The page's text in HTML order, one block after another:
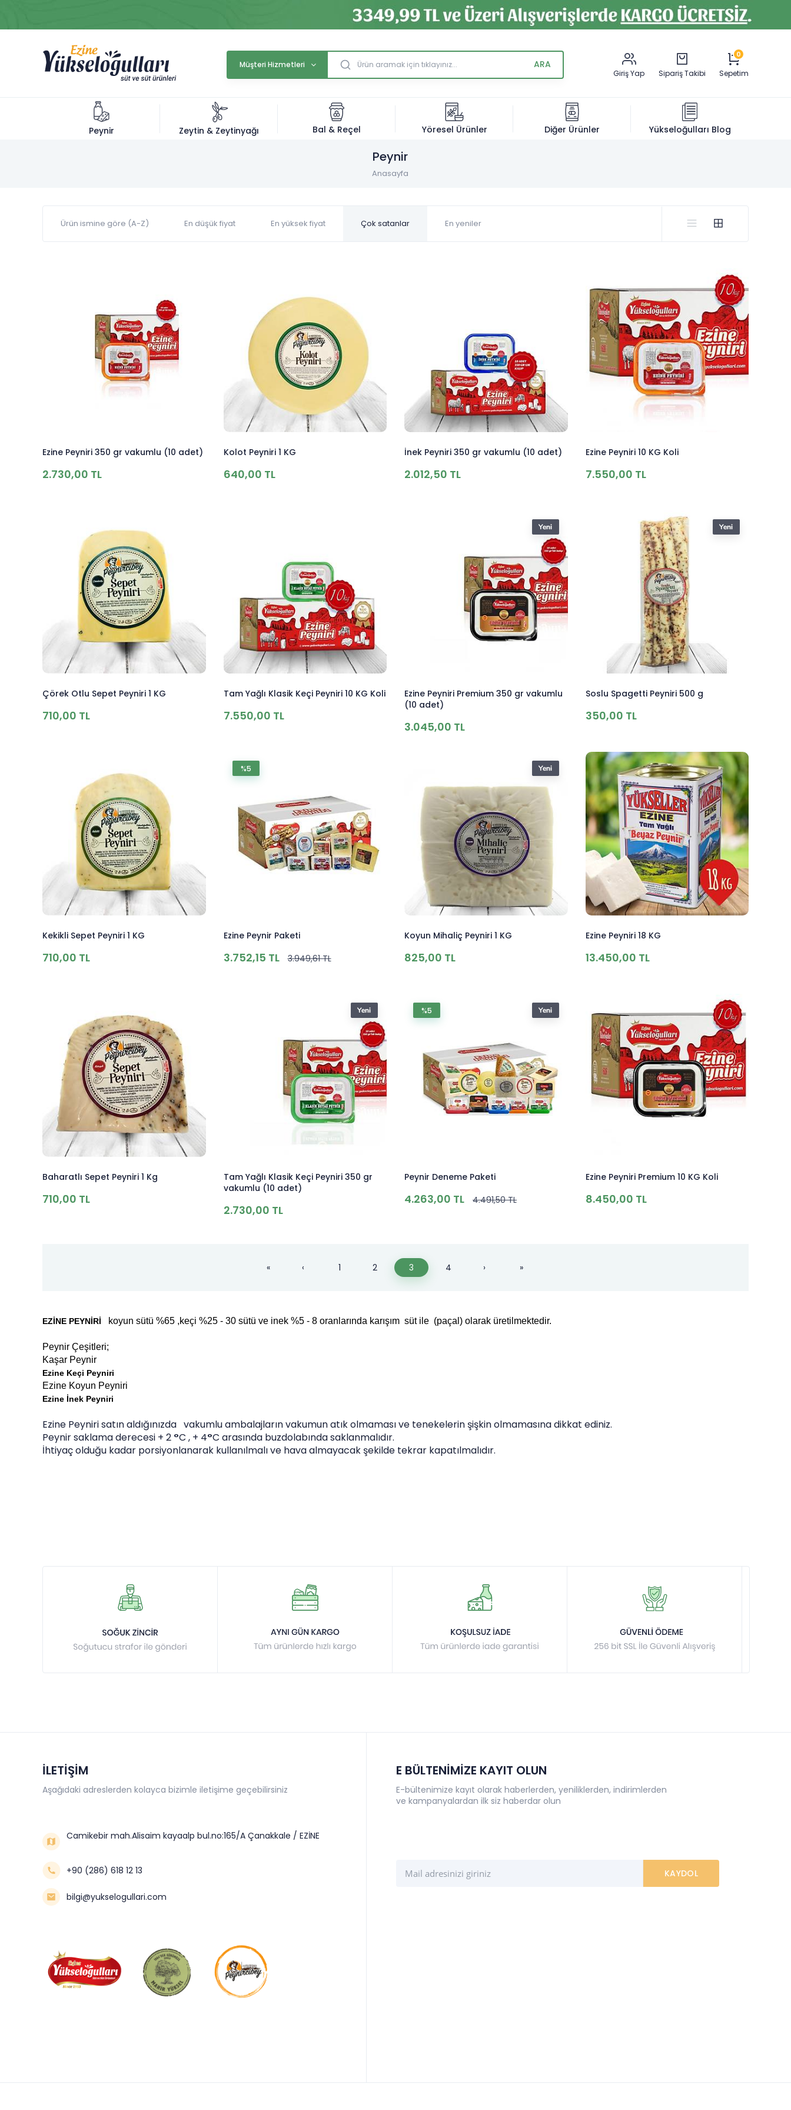
Müşteri Hizmetleri
Giriş Yap
Sipariş Takibi
0
Sepetim
Peynir Zeytin & Zeytinyağı Bal & Reçel Yöresel Ürünler Diğer Ürünler Yükseloğulları Blog
Peynir
Anasayfa
Ürün ismine göre (A-Z) En düşük fiyat En yüksek fiyat Çok satanlar En yeniler
Ezine Peyniri 350 gr vakumlu (10 adet)
2.730,00 TL
Kolot Peyniri 1 KG
640,00 TL
İnek Peyniri 350 gr vakumlu (10 adet)
2.012,50 TL
Ezine Peyniri 10 KG Koli
7.550,00 TL
Çörek Otlu Sepet Peyniri 1 KG
710,00 TL
Tam Yağlı Klasik Keçi Peyniri 10 KG Koli
7.550,00 TL
Ezine Peyniri Premium 350 gr vakumlu
(10 adet)
3.045,00 TL
Soslu Spagetti Peyniri 500 g
350,00 TL
Kekikli Sepet Peyniri 1 KG
710,00 TL
Ezine Peynir Paketi
3.752,15 TL 3.949,61 TL
%5
Koyun Mihaliç Peyniri 1 KG
825,00 TL
Ezine Peyniri 18 KG
13.450,00 TL
Baharatlı Sepet Peyniri 1 Kg
710,00 TL
Tam Yağlı Klasik Keçi Peyniri 350 gr
vakumlu (10 adet)
2.730,00 TL
Peynir Deneme Paketi
4.263,00 TL 4.491,50 TL
%5
Ezine Peyniri Premium 10 KG Koli
8.450,00 TL
« ‹ 1 2 3 4 › »
EZİNE PEYNİRİ koyun sütü %65 ,keçi %25 - 30 sütü ve inek %5 - 8 oranlarında karışım süt ile (paçal) olarak üretilmektedir.
Peynir Çeşitleri;
Kaşar Peynir
Ezine Keçi Peyniri
Ezine Koyun Peyniri
Ezine İnek Peyniri
Ezine Peyniri satın aldığınızda vakumlu ambalajların vakumun atık olmaması ve tenekelerin şişkin olmamasına dikkat ediniz.
Peynir saklama derecesi + 2 °C , + 4°C arasında buzdolabında saklanmalıdır.
İhtiyaç olduğu kadar porsiyonlanarak kullanılmalı ve hava almayacak şekilde tekrar kapatılmalıdır.
İLETİŞİM
Aşağıdaki adreslerden kolayca bizimle iletişime geçebilirsiniz
Camikebir mah.Alisaim kayaalp bul.no:165/A Çanakkale / EZİNE
+90 (286) 618 12 13
bilgi@yukselogullari.com
E BÜLTENİMİZE KAYIT OLUN
E-bültenimize kayıt olarak haberlerden, yeniliklerden, indirimlerden
ve kampanyalardan ilk siz haberdar olun